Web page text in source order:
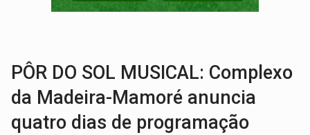
Publicação Legal:AVISO DE LICITAÇÃO: PREGÃO ELETRÔNICO N.°
PÔR DO SOL MUSICAL: Complexo
da Madeira-Mamoré anuncia
quatro dias de programação